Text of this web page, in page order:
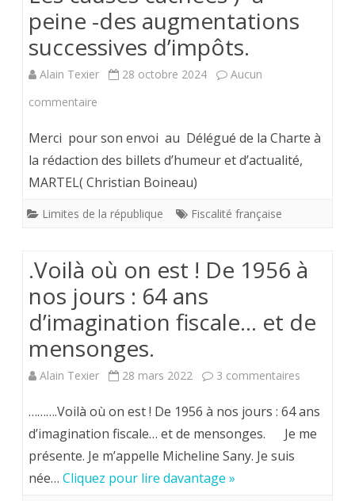
peine -des augmentations
successives d’impôts.
Alain Texier 28 octobre 2024
Aucun
commentaire
causes
cachées
)-
peine
des
augmentations
successives
d’impôts.
Merci pour son envoi au Délégué de la Charte à
la rédaction des billets d’humeur et d’actualité,
MARTEL( Christian Boineau)
Limites de la république Fiscalité française
.Voilà où on est ! De 1956 à
nos jours : 64 ans
d’imagination fiscale… et de
mensonges.
Alain Texier 28 mars 2022 3 commentaires
où
……….Voilà où on est ! De 1956 à nos jours : 64 ans
d’imagination fiscale… et de mensonges. Je me
présente. Je m’appelle Micheline Sany. Je suis
née… Cliquez pour lire davantage »